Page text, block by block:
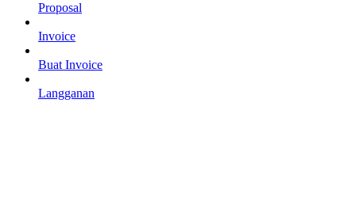
Proposal
Invoice
Buat Invoice
Langganan